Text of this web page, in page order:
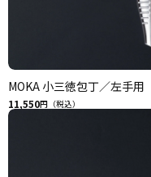
MOKA 小三徳包丁／左手用
11,550円（税込）